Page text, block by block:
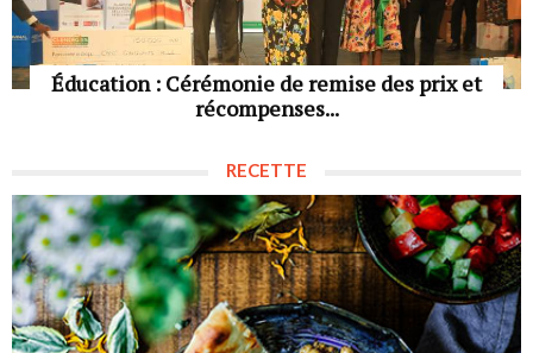
Éducation : Cérémonie de remise des prix et
récompenses...
RECETTE